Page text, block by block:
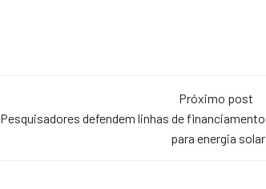
Próximo post
Pesquisadores defendem linhas de financiamento
para energia solar